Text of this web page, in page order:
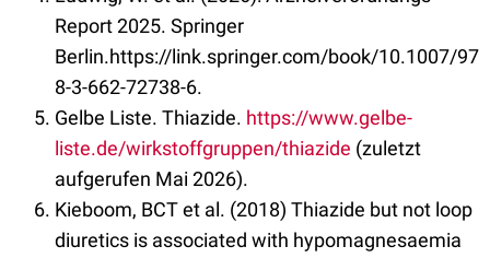
Report 2025. Springer
Berlin.https://link.springer.com/book/10.1007/97
8-3-662-72738-6.
Gelbe Liste. Thiazide. https://www.gelbe-
liste.de/wirkstoffgruppen/thiazide (zuletzt
aufgerufen Mai 2026).
Kieboom, BCT et al. (2018) Thiazide but not loop
diuretics is associated with hypomagnesaemia